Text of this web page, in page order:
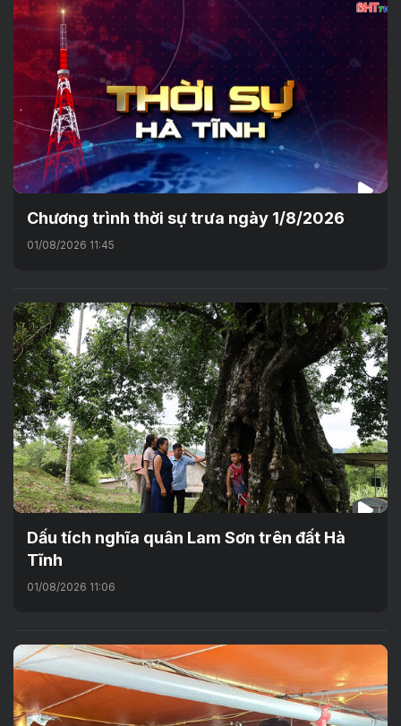
Chương trình thời sự trưa ngày 1/8/2026
01/08/2026 11:45
Dấu tích nghĩa quân Lam Sơn trên đất Hà
Tĩnh
01/08/2026 11:06